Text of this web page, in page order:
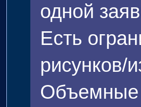
одной
Есть
рисунков/
Объемные